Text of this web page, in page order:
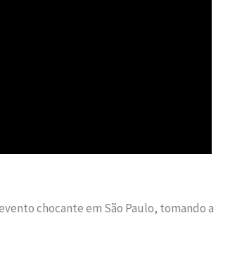
chocante em São Paulo, tomando a